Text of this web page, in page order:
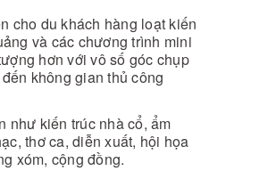
cho du khách hàng loạt kiến
và các chương trình mini
hơn với vô số góc chụp
không gian thủ công
như kiến ​​trúc nhà cổ, ẩm
thơ ca, diễn xuất, hội họa
xóm, cộng đồng.